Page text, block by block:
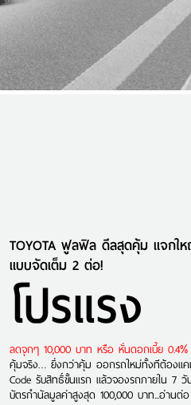
TOYOTA ฟูลฟิล ดีลสุดคุ้ม แจก
แบบจัดเต็ม 2 ต่อ!
โปรแรง
ลดจุกๆ 10,000 บาท หรือ หั่นดอกเบี้ย 0.4%
คุ้มจริง… ยิ่งกว่าคุ้ม ออกรถใหม่ทั้งทีต้องแ
Code รับสิทธิ์ขั้นแรก แล้วจองรถภายใน 7
บัตรกำนัลมูลค่าสูงสุด 100,000 บาท...อ่านต่อ